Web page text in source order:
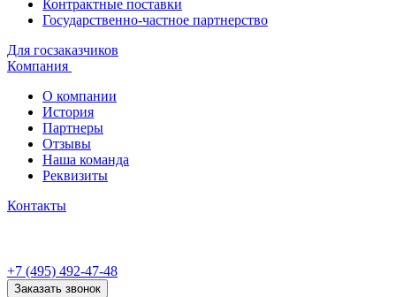
Контрактные поставки
Государственно-частное партнерство
Для госзаказчиков
Компания
О компании
История
Партнеры
Отзывы
Наша команда
Реквизиты
Контакты
+7 (495) 492-47-48
Заказать звонок